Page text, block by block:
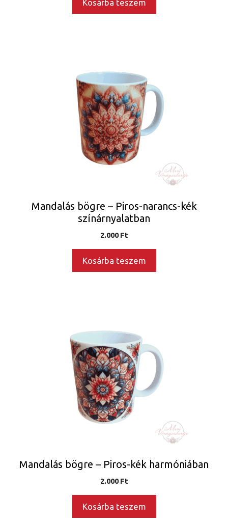
Kosárba teszem
Mandalás bögre – Piros-narancs-kék
színárnyalatban
2.000Ft
Kosárba teszem
Mandalás bögre – Piros-kék harmóniában
2.000Ft
Kosárba teszem